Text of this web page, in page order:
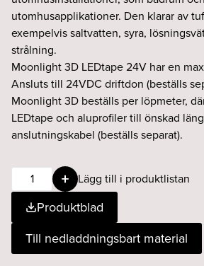
utomhusapplikationer. Den klarar av
exempelvis saltvatten, syra,
strålning.
Moonlight 3D LEDtape 24V har en
Ansluts till 24VDC driftdon (beställs
Moonlight 3D beställs per löpmeter,
LEDtape och aluprofiler till önskad
anslutningskabel (beställs separat).
Moonlight
3D
923
24V
IP65
Lägg till i produktlistan
Produktblad
Till nedladdningsbart material